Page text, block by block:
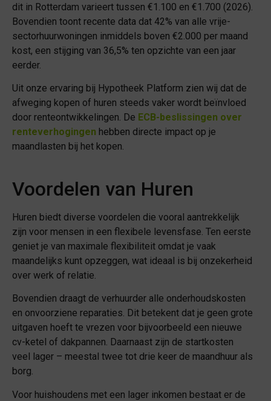
dit in Rotterdam varieert tussen €1.100 en €1.700 (2026).
Bovendien toont recente data dat 42% van alle vrije-
sectorhuurwoningen inmiddels boven €2.000 per maand
kost, een stijging van 36,5% ten opzichte van een jaar
eerder.
Uit onze ervaring bij Hypotheek Platform zien wij dat de
afweging kopen of huren steeds vaker wordt beïnvloed
door renteontwikkelingen. De ECB-beslissingen over
renteverhogingen hebben directe impact op je
maandlasten bij het kopen.
Voordelen van Huren
Huren biedt diverse voordelen die vooral aantrekkelijk
zijn voor mensen in een flexibele levensfase. Ten eerste
geniet je van maximale flexibiliteit omdat je vaak
maandelijks kunt opzeggen, wat ideaal is bij onzekerheid
over werk of relatie.
Bovendien draagt de verhuurder alle onderhoudskosten
en onvoorziene reparaties. Dit betekent dat je geen grote
uitgaven hoeft te vrezen voor bijvoorbeeld een nieuwe
cv-ketel of dakpannen. Daarnaast zijn de startkosten
veel lager – meestal twee tot drie keer de maandhuur als
borg.
Voor huishoudens met een lager inkomen bestaat er de